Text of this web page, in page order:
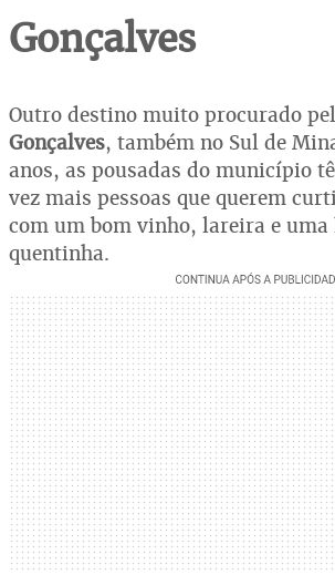
Gonçalves
Outro destino muito procurado
Gonçalves, também no Sul de
anos, as pousadas do município
vez mais pessoas que querem
com um bom vinho, lareira e uma
quentinha.